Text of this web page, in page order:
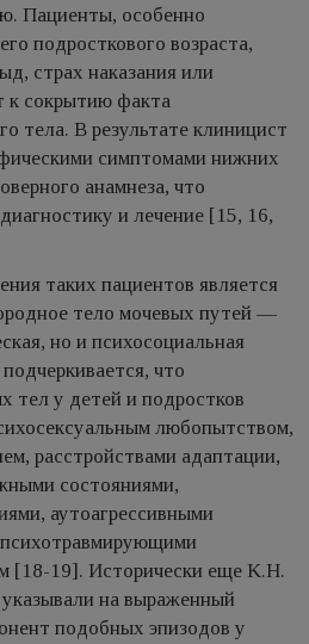
Пациенты, особенно
подросткового возраста,
страх наказания или
к сокрытию факта
тела. В результате клиницист
симптомами нижних
анамнеза, что
и лечение [15, 16,
таких пациентов является
тело мочевых путей —
но и психосоциальная
что
тел у детей и подростков
любопытством,
расстройствами адаптации,
состояниями,
аутоагрессивными
[18-19]. Исторически еще K.H.
на выраженный
подобных эпизодов у